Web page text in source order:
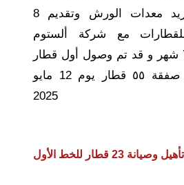
للخط الأول وتوريد معدات الورش وتقديم 8
مع شركة ألستوم
الفرنسية لمدة 75 شهر و قد تم وصول أول قطار
حديث من ضمن صفقة ٥٥ قطار يوم 12 مايو
2025
وصيانة 23 قطار للخط الأول